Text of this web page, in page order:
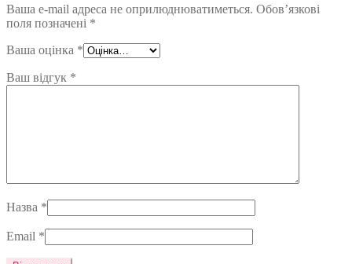
Ваша e-mail адреса не оприлюднюватиметься. Обов’язкові
поля позначені *
Ваша оцінка *
Ваш відгук *
Назва *
Email *